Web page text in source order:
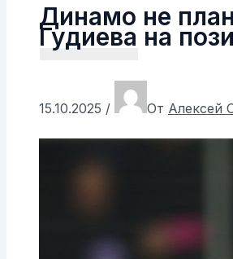
Динамо не
Гудиева на
15.10.2025 / От Алексей